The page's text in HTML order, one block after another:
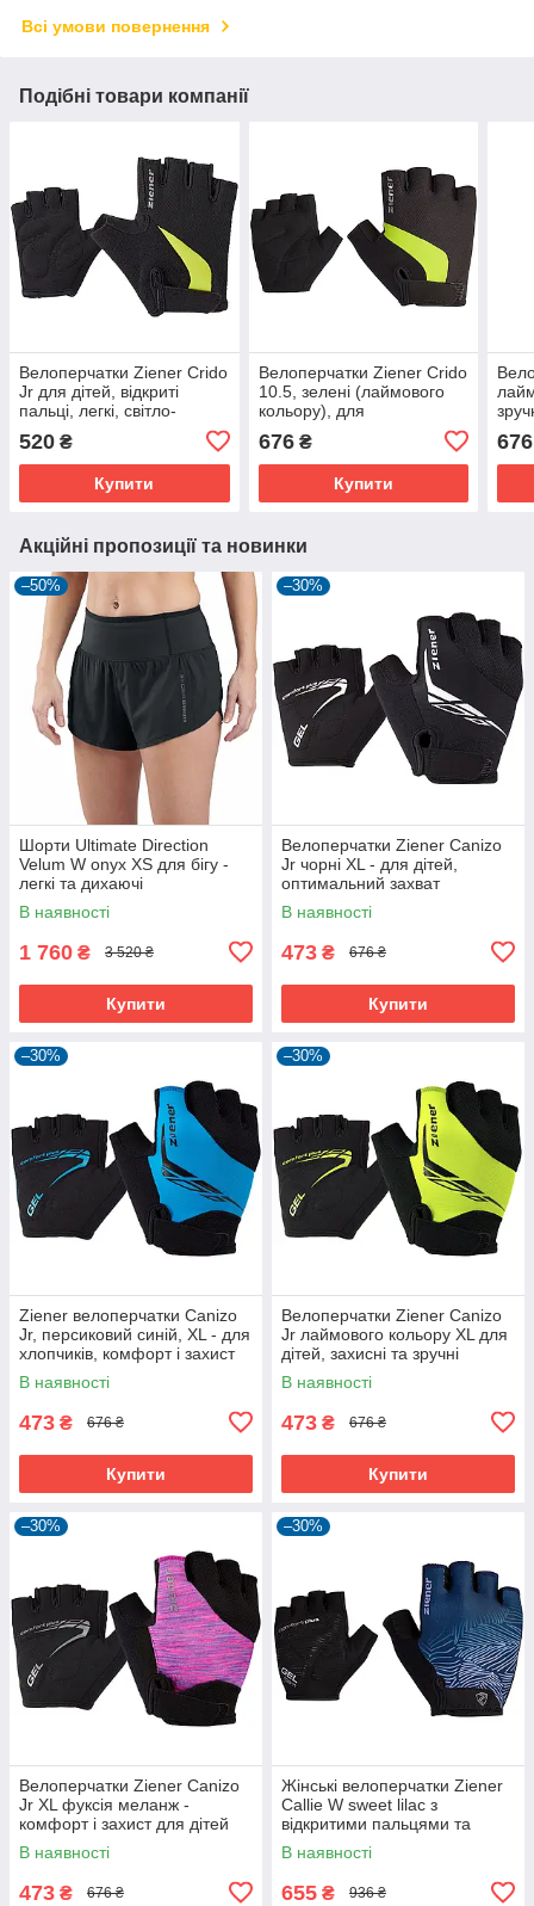
Всі умови повернення
Подібні товари компанії
Велоперчатки Ziener Crido
Jr для дітей, відкриті
пальці, легкі, світло-
520 ₴
Купити
Велоперчатки Ziener Crido
10.5, зелені (лаймового
кольору), для
комфортні та дихаючі
676₴
Купити
676
Акційні пропозиції та новинки
–50%
Шорти Ultimate Direction
Velum W onyx XS для бігу -
легкі та дихаючі
В наявності
1 760 ₴ 3 520 ₴
Купити
–30%
Велоперчатки Ziener Canizo
Jr чорні XL - для дітей,
оптимальний захват
В наявності
473 ₴ 676 ₴
Купити
–30%
Ziener велоперчатки Canizo
Jr, персиковий синій, XL - для
хлопчиків, комфорт і захист
В наявності
473 ₴ 676 ₴
Купити
–30%
Велоперчатки Ziener Canizo
Jr лаймового кольору XL для
дітей, захисні та зручні
В наявності
473 ₴ 676 ₴
Купити
–30%
Велоперчатки Ziener Canizo
Jr XL фуксія меланж -
комфорт і захист для дітей
В наявності
473 ₴ 676 ₴
–30%
Жінські велоперчатки Ziener
Callie W sweet lilac з
відкритими пальцями та
дихаючою шкірою Amara
В наявності
655 ₴ 936 ₴